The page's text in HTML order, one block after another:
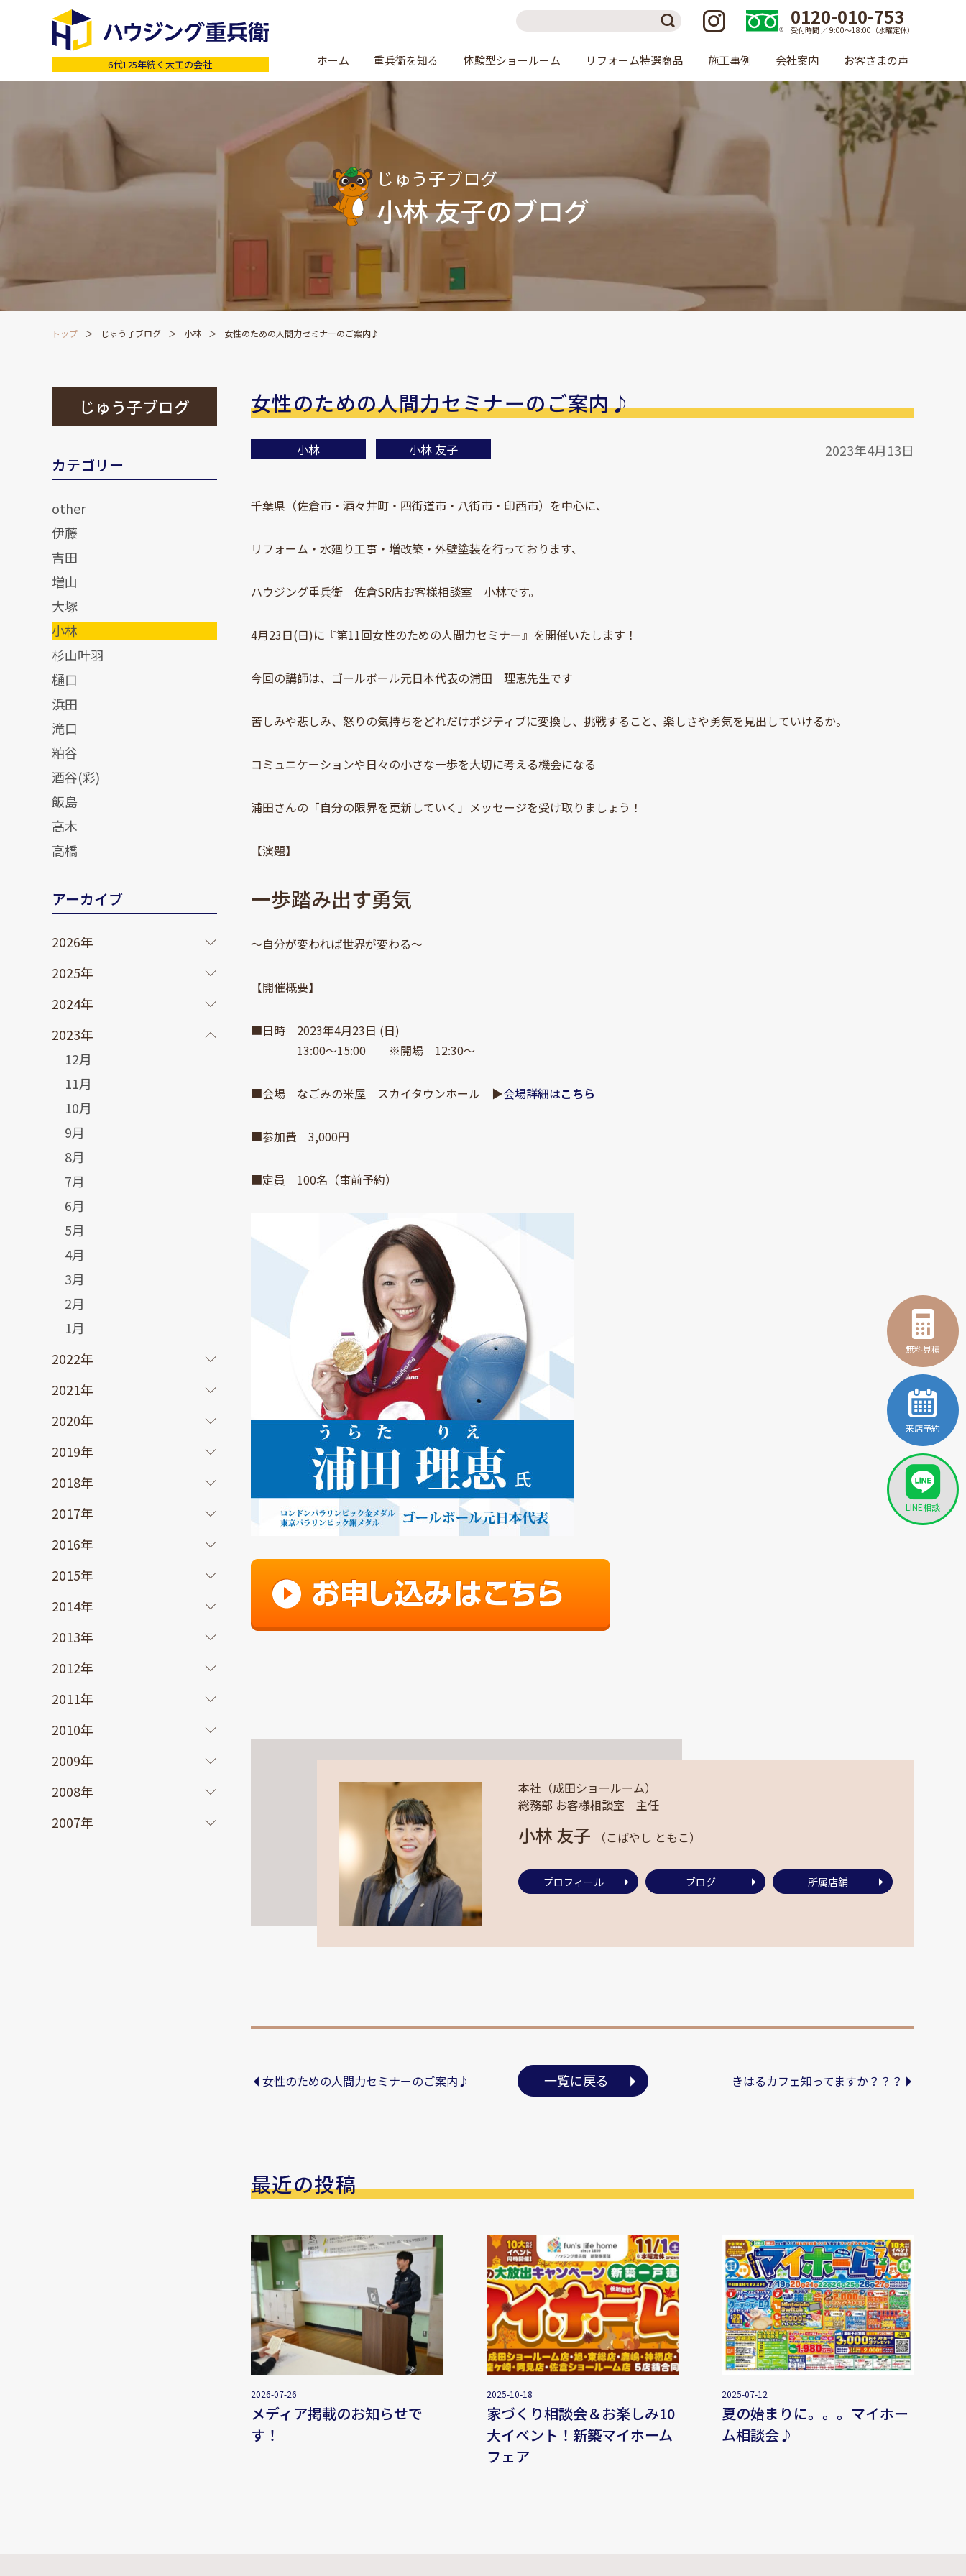
6代125年続く大工の会社
0120-010-753
受付時間 ／ 9:00〜18:00（水曜定休）
ホーム 重兵衛を知る 体験型ショールーム リフォーム特選商品 施工事例 会社案内 お客さまの声
じゅう子ブログ
小林 友子のブログ
トップ じゅう子ブログ 小林 女性のための人間力セミナーのご案内♪
女性のための人間力セミナーのご案内♪
小林 小林 友子 2023年4月13日
千葉県（佐倉市・酒々井町・四街道市・八街市・印西市）を中心に、
リフォーム・水廻り工事・増改築・外壁塗装を行っております、
ハウジング重兵衛 佐倉SR店お客様相談室 小林です。
4月23日(日)に『第11回女性のための人間力セミナー』を開催いたします！
今回の講師は、ゴールボール元日本代表の浦田 理恵先生です
苦しみや悲しみ、怒りの気持ちをどれだけポジティブに変換し、挑戦すること、楽しさや勇気を見出していけるか。
コミュニケーションや日々の小さな一歩を大切に考える機会になる
浦田さんの「自分の限界を更新していく」メッセージを受け取りましょう！
【演題】
一歩踏み出す勇気
～自分が変われば世界が変わる～
【開催概要】
■日時 2023年4月23日 (日)
13:00～15:00 ※開場 12:30～
■会場 なごみの米屋 スカイタウンホール ▶会場詳細はこちら
■参加費 3,000円
■定員 100名（事前予約）
本社（成田ショールーム）
総務部 お客様相談室 主任
小林 友子 （こばやし ともこ）
プロフィール ブログ 所属店舗
一覧に戻る
女性のための人間力セミナーのご案内♪ きはるカフェ知ってますか？？？
最近の投稿
2026-07-26
メディア掲載のお知らせで
す！
2025-10-18
家づくり相談会＆お楽しみ10
大イベント！新築マイホーム
フェア
2025-07-12
夏の始まりに。。。マイホー
ム相談会♪
じゅう子ブログ
カテゴリー
other
伊藤
吉田
増山
大塚
小林
杉山叶羽
樋口
浜田
滝口
粕谷
酒谷(彩)
飯島
高木
高橋
アーカイブ
2026年
2025年
2024年
2023年
12月
11月
10月
9月
8月
7月
6月
5月
4月
3月
2月
1月
2022年
2021年
2020年
2019年
2018年
2017年
2016年
2015年
2014年
2013年
2012年
2011年
2010年
2009年
2008年
2007年
無料見積
来店予約
LINE相談